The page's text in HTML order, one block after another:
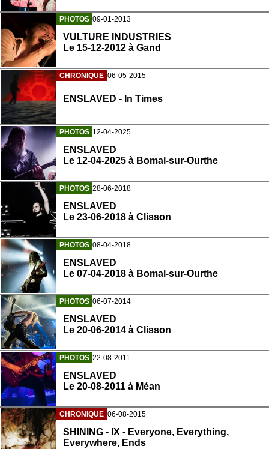
PHOTOS 09-01-2013
VULTURE INDUSTRIES
Le 15-12-2012 à Gand
CHRONIQUE 06-05-2015
ENSLAVED - In Times
PHOTOS 12-04-2025
ENSLAVED
Le 12-04-2025 à Bomal-sur-Ourthe
PHOTOS 28-06-2018
ENSLAVED
Le 23-06-2018 à Clisson
PHOTOS 08-04-2018
ENSLAVED
Le 07-04-2018 à Bomal-sur-Ourthe
PHOTOS 06-07-2014
ENSLAVED
Le 20-06-2014 à Clisson
PHOTOS 22-08-2011
ENSLAVED
Le 20-08-2011 à Méan
CHRONIQUE 06-08-2015
SHINING - IX - Everyone, Everything,
Everywhere, Ends